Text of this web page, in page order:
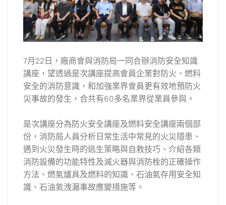
7月22日，廠商會與消防局一同合辦消防安全知識
講座，望透過是次講座提高會員企業對防火、燃料
安全的消防意識，和加強業界會員更有效地預防火
災事故的發生，合共有60多名業界從業員參與。
是次講座分為防火安全講座及燃料安全講座兩個部
份，消防局人員分析日常生活中常見的火災隱患、
遇到火災發生時的逃生策略與自救技巧、介紹各類
消防設備的功能特性及滅火器與消防栓的正確操作
方法、燃氣爐具及燃料的知識、石油氣存用安全知
識、石油氣洩漏事故應變措施等。